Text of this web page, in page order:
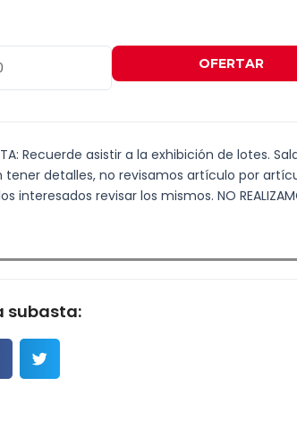
OFERTAR
Recuerde asistir a la exhibición de lotes.
detalles, no revisamos artículo por
interesados revisar los mismos. NO
subasta: